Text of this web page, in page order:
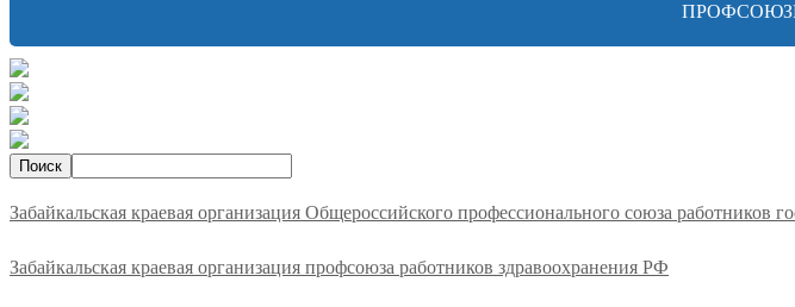
Забайкальская краевая организация Общероссийского профессионального союза
Забайкальская краевая организация профсоюза работников здравоохранения РФ